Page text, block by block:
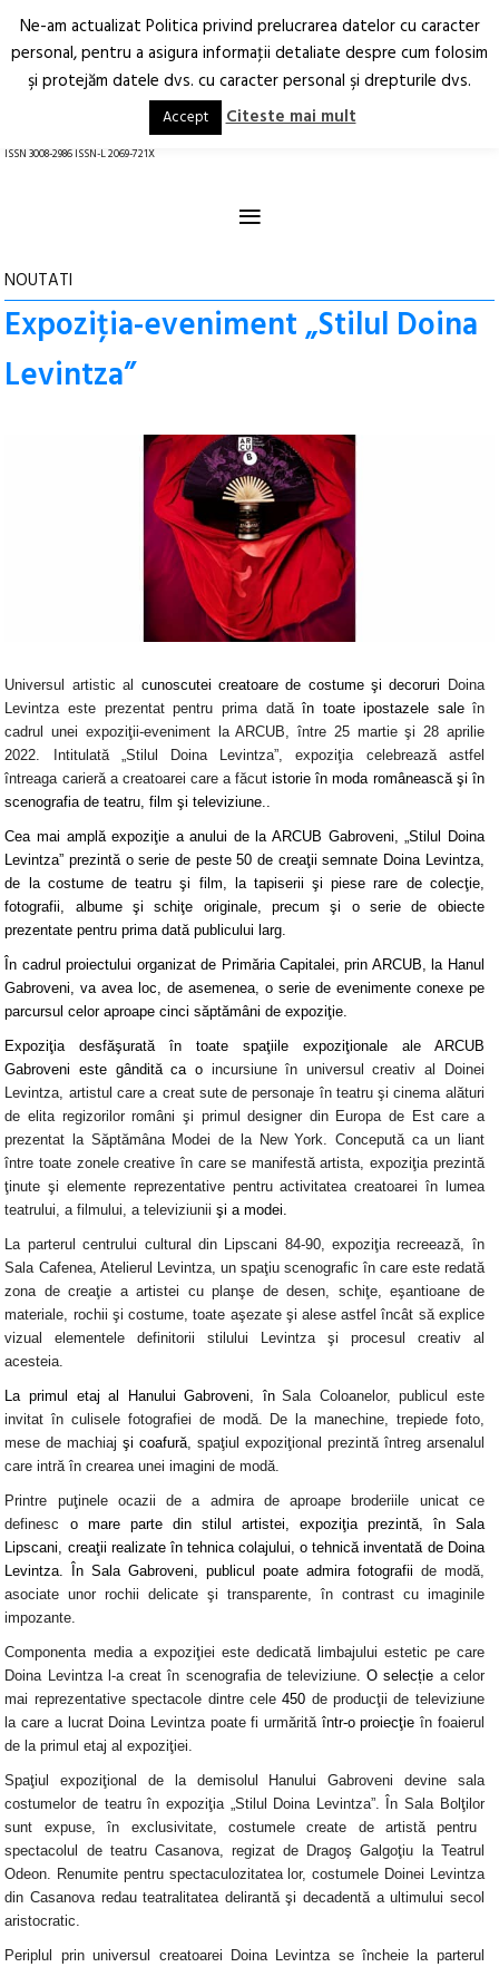
Arhitectură.
Oraș.
RO EN
ISSN 3008-2986 ISSN-L 2069-721X
≡
NOUTATI
Expoziţia-eveniment „Stilul Doina
Levintza”
Universul artistic al cunoscutei creatoare de costume şi decoruri Doina
Levintzaeste prezentat pentru prima datăîn toate ipostazele sale în
cadrul unei expoziţii-evenimentlaARCUB,între 25 martie şi 28 aprilie
2022. Intitulată „Stilul Doina Levintza”,expoziţia celebrează astfel
întreaga carieră a creatoarei care a făcutistorie în moda românească şi în
scenografia de teatru, film şi televiziune..
Cea mai amplă expoziţie a anului de la ARCUB Gabroveni, „Stilul Doina
Levintza” prezintă o serie de peste 50 de creaţii semnate Doina Levintza,
de la costume de teatru şi film, la tapiserii şipiese rare de colecţie,
fotografii, albumeşischiţe originale, precum şi o serie de obiecte
prezentate pentru prima dată publicului larg.
În cadrul proiectului organizat de Primăria Capitalei, prin ARCUB, la Hanul
Gabroveni, va avea loc, de asemenea,o serie de evenimente conexepe
parcursul celor aproape cinci săptămâni de expoziţie.
Expoziţiadesfăşurată în toate spaţiile expoziţionale ale ARCUB
Gabroveni este gândită ca oincursiune în universul creativ al Doinei
Levintza, artistul care a creat sute de personaje în teatru şi cinema alături
de elita regizorilor români şi primul designer din Europa de Est care a
prezentat la Săptămâna Modei de la New York. Concepută ca un liant
între toate zonele creative în care se manifestă artista, expoziţia prezintă
ţinute şi elemente reprezentative pentru activitatea creatoarei în lumea
teatrului, a filmului, a televiziuniişi a modei.
La parterulcentrului cultural din Lipscani 84-90, expoziţia recreează, în
Sala Cafenea, Atelierul Levintza, un spaţiu scenografic în care este redată
zona de creaţie a artistei cu planşe de desen, schiţe, eşantioane de
materiale, rochii şi costume, toate aşezate şi alese astfel încât să explice
vizual elementele definitorii stilului Levintza şi procesul creativ al
acesteia.
Laprimul etaj al Hanului Gabroveni, în Sala Coloanelor, publicul este
invitat înculisele fotografiei de modă. De la manechine, trepiede foto,
mese de machiajşi coafură, spaţiul expoziţional prezintă întreg arsenalul
care intră în crearea unei imagini de modă.
Printre puţinele ocazii de a admira de aproape broderiile unicat ce
definesc o mare parte din stilul artistei, expoziţia prezintă, în Sala
Lipscani, creaţii realizate în tehnica colajului, o tehnică inventată de Doina
Levintza. ÎnSala Gabroveni, publicul poate admira fotografii de modă,
asociate unorrochii delicate şi transparente, în contrast cu imaginile
impozante.
Componenta mediaa expoziţiei este dedicată limbajului estetic pe care
Doina Levintza l-a creat în scenografia de televiziune.O selecție a celor
mai reprezentative spectacole dintre cele450 de producţii de televiziune
la care a lucrat Doina Levintza poate fi urmărită într-o proiecţie în foaierul
de la primul etaj al expoziţiei.
Spaţiul expoziţional de la demisolul Hanului Gabroveni devine sala
costumelor de teatruîn expoziţia „Stilul Doina Levintza”. ÎnSala Bolţilor
sunt expuse, în exclusivitate, costumelecreate de artistăpentru
spectacolul de teatru Casanova,regizat de Dragoş Galgoţiu la Teatrul
Odeon. Renumite pentru spectaculozitatea lor, costumele Doinei Levintza
din Casanova redau teatralitatea delirantă şi decadentă a ultimului secol
aristocratic.
Periplul prin universul creatoarei Doina Levintza se încheie la parterul
Ne-am actualizat Politica privind prelucrarea datelor cu caracter
personal, pentru a asigura informaţii detaliate despre cum folosim
şi protejăm datele dvs. cu caracter personal şi drepturile dvs.
Accept Citeste mai mult